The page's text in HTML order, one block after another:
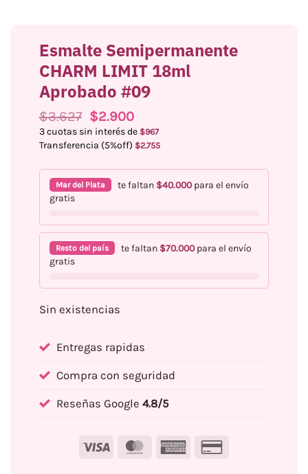
Esmalte Semipermanente
CHARM LIMIT 18ml
Aprobado #09
$3.627 El
precio
original
$3.627.
$2.900El
precio
actual
$2.900.
3 cuotas sin interés de $967
Transferencia (5%off) $2.755
Mar del Plata te faltan $40.000para el envío
gratis
Resto del país te faltan $70.000para el envío
gratis
Sin existencias
Entregas rapidas
Compra con seguridad
Reseñas Google 4.8/5
Visa MasterCardAmerican